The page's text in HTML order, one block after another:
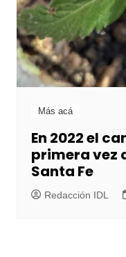
Más acá
En 2022 el
primera vez
Santa Fe
Redacción IDL